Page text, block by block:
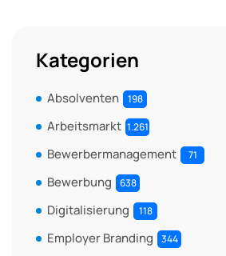
Kategorien
Absolventen 198
Arbeitsmarkt 1.261
Bewerbermanagement 71
Bewerbung 638
Digitalisierung 118
Employer Branding 344